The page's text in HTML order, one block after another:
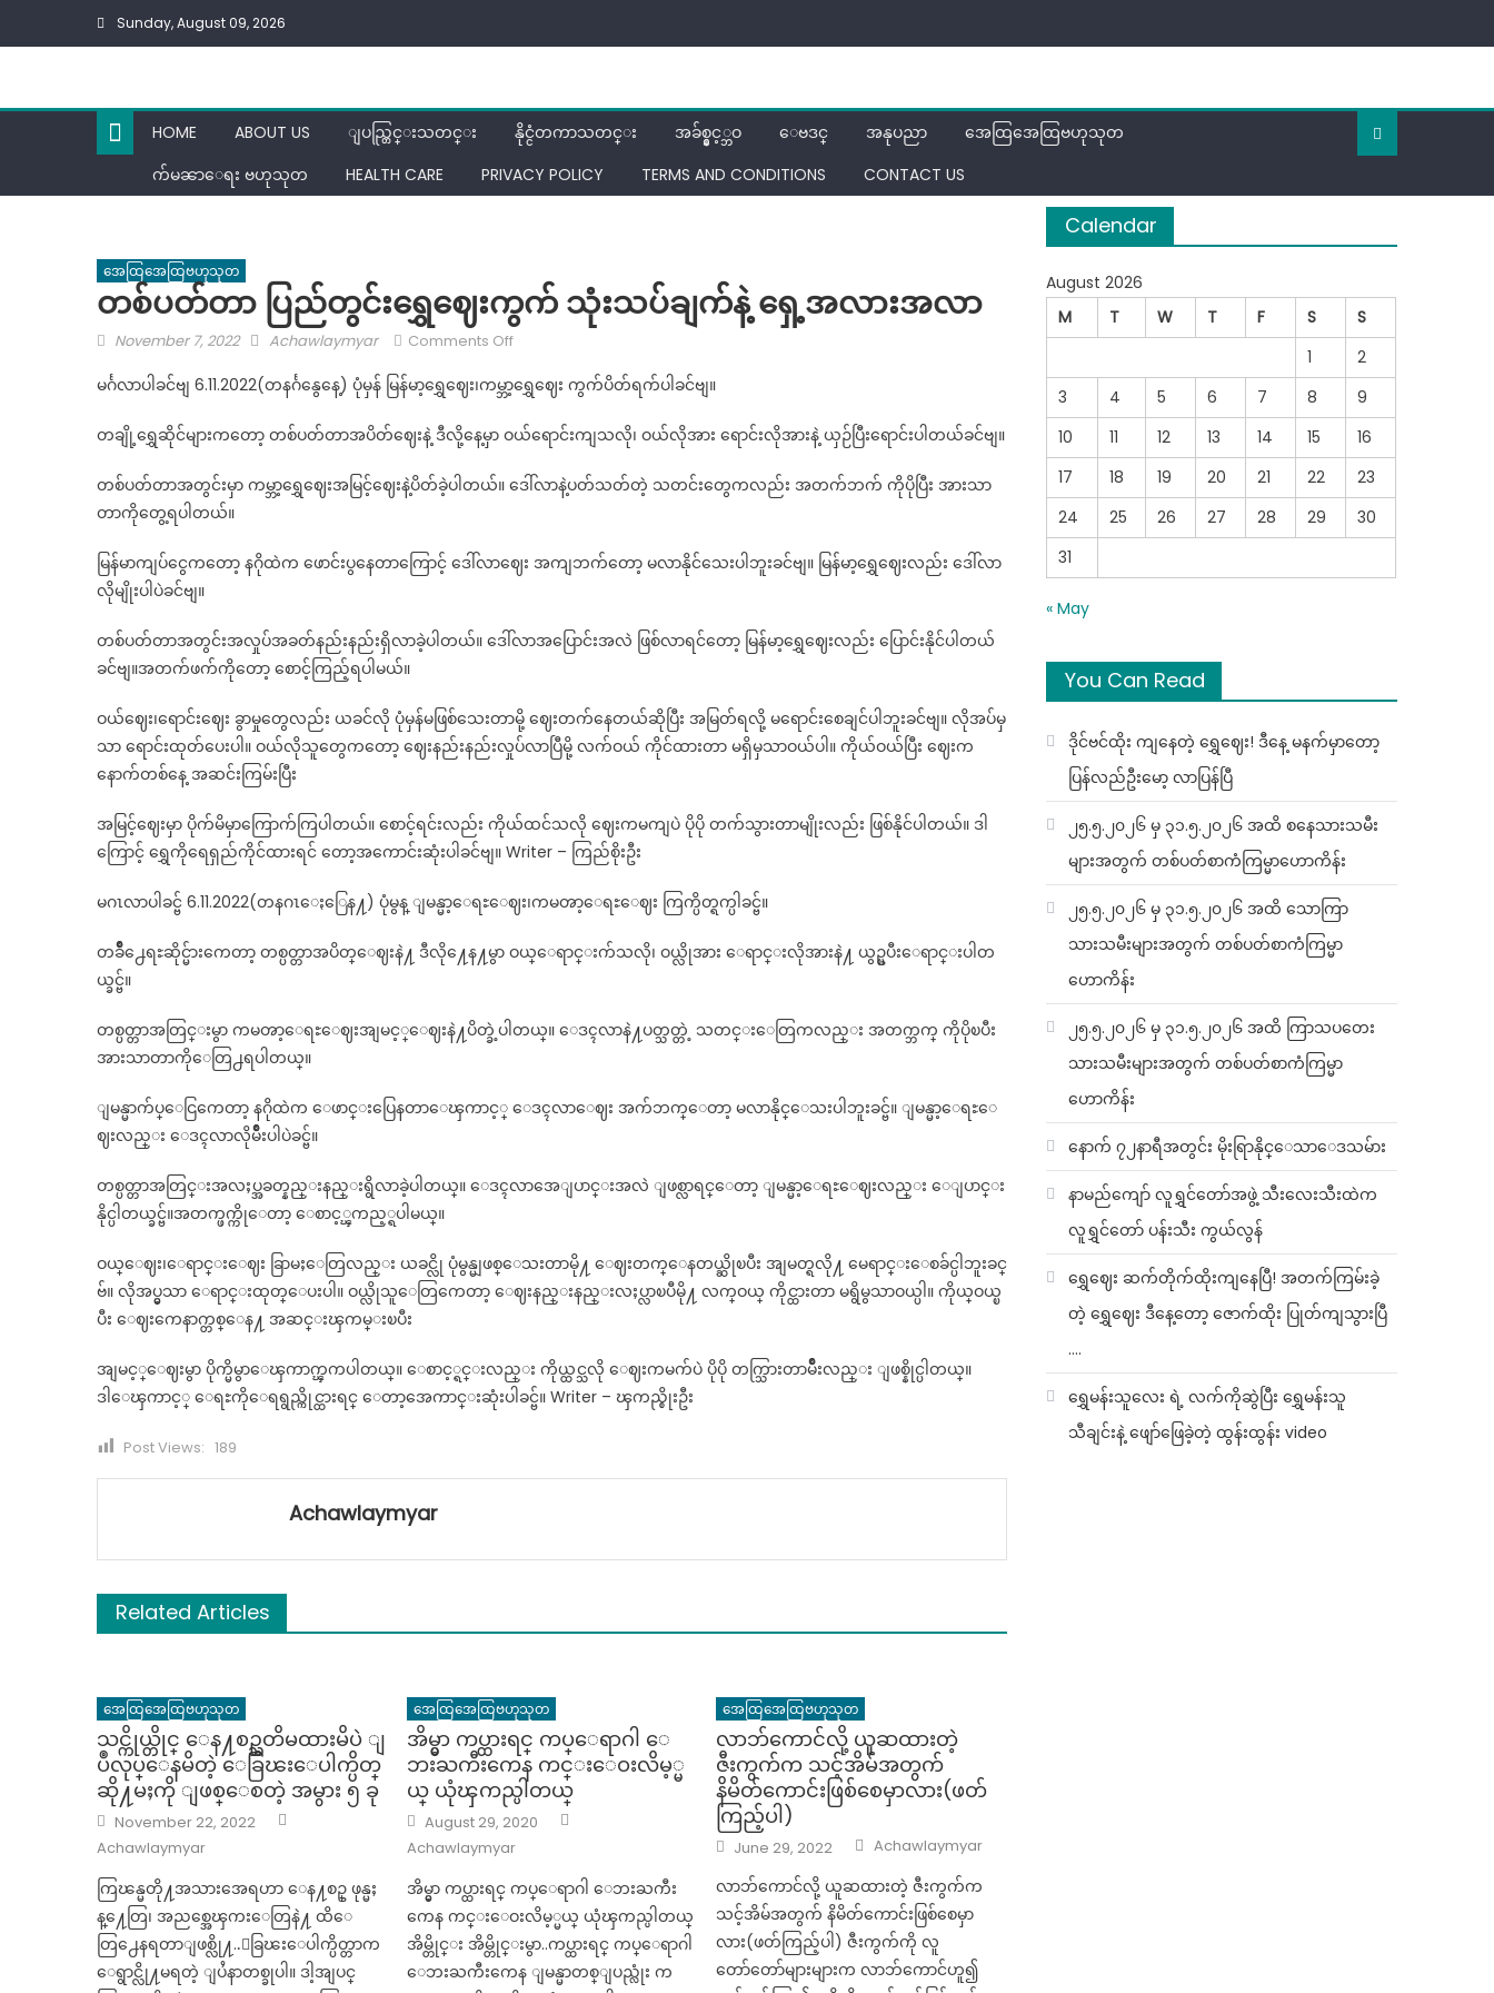
Sunday, August 09, 2026
HOME ABOUT US ျပည္တြင္းသတင္း နိုင္ငံတကာသတင္း အခ်စ္နွင့္ဘဝ ေဗဒင္ အနုပညာ
အေထြအေထြဗဟုသုတ
က်မၼာေရး ဗဟုသုတ
HEALTH CARE PRIVACY POLICY TERMS AND CONDITIONS CONTACT US
အေထြအေထြဗဟုသုတ
တစ်ပတ်တာ ပြည်တွင်းရွှေဈေးကွက် သုံးသပ်ချက်နဲ့ ရှေ့အလားအလာ
Posted
November 7, 2022 Author
Achawlaymyar Comments Offon
ပတ်
ပြည်တွင်း
ဈေးကွက်
နဲ့
မင်္ဂလာပါခင်ဗျ 6.11.2022(တနင်္ဂနွေနေ့) ပုံမှန် မြန်မာ့ရွှေဈေး၊ကမ္ဘာ့ရွှေဈေး ကွက်ပိတ်ရက်ပါခင်ဗျ။
တချို့ရွှေဆိုင်များကတော့ တစ်ပတ်တာအပိတ်ဈေးနဲ့ ဒီလို့နေ့မှာ ဝယ်ရောင်းကျသလို၊ ဝယ်လိုအား ရောင်းလိုအားနဲ့ ယှဉ်ပြီးရောင်းပါတယ်ခင်ဗျ။
တစ်ပတ်တာအတွင်းမှာ ကမ္ဘာ့ရွှေဈေးအမြင့်ဈေးနဲ့ပိတ်ခဲ့ပါတယ်။ ဒေါ်လာနဲ့ပတ်သတ်တဲ့ သတင်းတွေကလည်း အတက်ဘက် ကိုပိုပြီး အားသာ
တာကိုတွေ့ရပါတယ်။
မြန်မာကျပ်ငွေကတော့ နဂိုထဲက ဖောင်းပွနေတာကြောင့် ဒေါ်လာဈေး အကျဘက်တော့ မလာနိုင်သေးပါဘူးခင်ဗျ။ မြန်မာ့ရွှေဈေးလည်း ဒေါ်လာ
လိုမျိုးပါပဲခင်ဗျ။
တစ်ပတ်တာအတွင်းအလှုပ်အခတ်နည်းနည်းရှိလာခဲ့ပါတယ်။ ဒေါ်လာအပြောင်းအလဲ ဖြစ်လာရင်တော့ မြန်မာ့ရွှေဈေးလည်း ပြောင်းနိုင်ပါတယ်
ခင်ဗျ။အတက်ဖက်ကိုတော့ စောင့်ကြည့်ရပါမယ်။
ဝယ်ဈေး၊ရောင်းဈေး ခွာမှုတွေလည်း ယခင်လို ပုံမှန်မဖြစ်သေးတာမို့ ဈေးတက်နေတယ်ဆိုပြီး အမြတ်ရလို့ မရောင်းစေချင်ပါဘူးခင်ဗျ။ လိုအပ်မှ
သာ ရောင်းထုတ်ပေးပါ။ ဝယ်လိုသူတွေကတော့ ဈေးနည်းနည်းလှုပ်လာပြီမို့ လက်ဝယ် ကိုင်ထားတာ မရှိမှသာဝယ်ပါ။ ကိုယ်ဝယ်ပြီး ဈေးက
နောက်တစ်နေ့ အဆင်းကြမ်းပြီး
အမြင့်ဈေးမှာ ပိုက်မိမှာကြောက်ကြပါတယ်။ စောင့်ရင်းလည်း ကိုယ်ထင်သလို ဈေးကမကျပဲ ပိုပို တက်သွားတာမျိုးလည်း ဖြစ်နိုင်ပါတယ်။ ဒါ
ကြောင့် ရွှေကိုရေရှည်ကိုင်ထားရင် တော့အကောင်းဆုံးပါခင်ဗျ။ Writer – ကြည်စိုးဦး
မဂၤလာပါခင္ဗ် 6.11.2022(တနဂၤေႏြေန႔) ပုံမွန္ ျမန္မာ့ေရႊေဈး၊ကမၻာ့ေရႊေဈး ကြက္ပိတ္ရက္ပါခင္ဗ်။
တခ်ိဳ႕ေရႊဆိုင္မ်ားကေတာ့ တစ္ပတ္တာအပိတ္ေဈးနဲ႔ ဒီလို႔ေန႔မွာ ဝယ္ေရာင္းက်သလို၊ ဝယ္လိုအား ေရာင္းလိုအားနဲ႔ ယွဥ္ၿပီးေရာင္းပါတ
ယ္ခင္ဗ်။
တစ္ပတ္တာအတြင္းမွာ ကမၻာ့ေရႊေဈးအျမင့္ေဈးနဲ႔ပိတ္ခဲ့ပါတယ္။ ေဒၚလာနဲ႔ပတ္သတ္တဲ့ သတင္းေတြကလည္း အတက္ဘက္ ကိုပိုၿပီး
အားသာတာကိုေတြ႕ရပါတယ္။
ျမန္မာက်ပ္ေငြကေတာ့ နဂိုထဲက ေဖာင္းပြေနတာေၾကာင့္ ေဒၚလာေဈး အက်ဘက္ေတာ့ မလာနိုင္ေသးပါဘူးခင္ဗ်။ ျမန္မာ့ေရႊေ
ဈးလည္း ေဒၚလာလိုမ်ိဳးပါပဲခင္ဗ်။
တစ္ပတ္တာအတြင္းအလႈပ္အခတ္နည္းနည္းရွိလာခဲ့ပါတယ္။ ေဒၚလာအေျပာင္းအလဲ ျဖစ္လာရင္ေတာ့ ျမန္မာ့ေရႊေဈးလည္း ေျပာင္း
နိုင္ပါတယ္ခင္ဗ်။အတက္ဖက္ကိုေတာ့ ေစာင့္ၾကည့္ရပါမယ္။
ဝယ္ေဈး၊ေရာင္းေဈး ခြာမႈေတြလည္း ယခင္လို ပုံမွန္မျဖစ္ေသးတာမို႔ ေဈးတက္ေနတယ္ဆိုၿပီး အျမတ္ရလို႔ မေရာင္းေစခ်င္ပါဘူးခင္
ဗ်။ လိုအပ္မွသာ ေရာင္းထုတ္ေပးပါ။ ဝယ္လိုသူေတြကေတာ့ ေဈးနည္းနည္းလႈပ္လာၿပီမို႔ လက္ဝယ္ ကိုင္ထားတာ မရွိမွသာဝယ္ပါ။ ကိုယ္ဝယ္ၿ
ပီး ေဈးကေနာက္တစ္ေန႔ အဆင္းၾကမ္းၿပီး
အျမင့္ေဈးမွာ ပိုက္မိမွာေၾကာက္ၾကပါတယ္။ ေစာင့္ရင္းလည္း ကိုယ္ထင္သလို ေဈးကမက်ပဲ ပိုပို တက္သြားတာမ်ိဳးလည္း ျဖစ္နိုင္ပါတယ္။
ဒါေၾကာင့္ ေရႊကိုေရရွည္ကိုင္ထားရင္ ေတာ့အေကာင္းဆုံးပါခင္ဗ်။ Writer – ၾကည္စိုးဦး
Post Views: 189
Achawlaymyar
Related Articles
အေထြအေထြဗဟုသုတ
သင္ကိုယ္တိုင္ ေန႔စဥ္သတိမထားမိပဲ ျ
ပဳလုပ္ေနမိတဲ့ ေခြၽးေပါက္ပိတ္
ဆို႔မႈကို ျဖစ္ေစတဲ့ အမွား ၅ ခု
Posted
on
November 22, 2022
Achawlaymyar
ကြၽန္မတို႔အသားအေရဟာ ေန႔စဥ္ ဖုန္မႈ
န္႔ေတြ၊ အညစ္အေၾကးေတြနဲ႔ ထိေ
တြ႕ေနရတာျဖစ္လို႔..ေခြၽးေပါက္ပိတ္တာက
ေရွာင္လို႔မရတဲ့ ျပႆနာတစ္ခုပါ။ ဒါ့အျပင္
အေထြအေထြဗဟုသုတ
အိမ္မွာ ကပ္ထားရင္ ကပ္ေရာဂါ ေ
ဘးႀကီးကေန ကင္းေဝးလိမ့္မ
ယ္ ယုံၾကည္ပါတယ္
Posted
on
August 29, 2020
Achawlaymyar
အိမ္မွာ ကပ္ထားရင္ ကပ္ေရာဂါ ေဘးႀကီး
ကေန ကင္းေဝးလိမ့္မယ္ ယုံၾကည္ပါတယ္
အိမ္တိုင္း အိမ္တိုင္းမွာ..ကပ္ထားရင္ ကပ္ေရာဂါ
ေဘးႀကီးကေန ျမန္မာတစ္ျပည္လုံး က
အေထြအေထြဗဟုသုတ
လာဘ်ကောင်လို့ ယူဆထားတဲ့
ဇီးကွက်က သင့်အိမ်အတွက်
နိမိတ်ကောင်းဖြစ်စေမှာလား(ဖတ်
ကြည့်ပါ)
Posted
on
June 29, 2022 Author
Achawlaymyar
လာဘ်ကောင်လို့ ယူဆထားတဲ့ ဇီးကွက်က
သင့်အိမ်အတွက် နိမိတ်ကောင်းဖြစ်စေမှာ
လား(ဖတ်ကြည့်ပါ) ဇီးကွက်ကို လူ
တော်တော်များများက လာဘ်ကောင်ဟူ၍
Calendar
August 2026
M
T W T F S
S
1
2
3
4 5 6 7 8
9
10
11 12 13 14 15
16
17
18 19 20 21 22
23
24
25 26 27 28 29
30
31
« May
You Can Read
ဒိုင်ဗင်ထိုး ကျနေတဲ့ ရွှေဈေး! ဒီနေ့ မနက်မှာတော့
ပြန်လည်ဦးမော့ လာပြန်ပြီ
၂၅.၅.၂၀၂၆ မှ ၃၁.၅.၂၀၂၆ အထိ စနေသားသမီး
များအတွက် တစ်ပတ်စာကံကြမ္မာဟောကိန်း
၂၅.၅.၂၀၂၆ မှ ၃၁.၅.၂၀၂၆ အထိ သောကြာ
သားသမီးများအတွက် တစ်ပတ်စာကံကြမ္မာ
ဟောကိန်း
၂၅.၅.၂၀၂၆ မှ ၃၁.၅.၂၀၂၆ အထိ ကြာသပတေး
သားသမီးများအတွက် တစ်ပတ်စာကံကြမ္မာ
ဟောကိန်း
နောက် ၇၂နာရီအတွင်း မိုးရြာနိုင္ေသာေဒသမ်ား
နာမည်ကျော် လူရွှင်တော်အဖွဲ့ သီးလေးသီးထဲက
လူရွှင်တော် ပန်းသီး ကွယ်လွန်
ရွှေဈေး ဆက်တိုက်ထိုးကျနေပြီ! အတက်ကြမ်းခဲ့
တဲ့ ရွှေဈေး ဒီနေ့တော့ ဇောက်ထိုး ပြုတ်ကျသွားပြီ
….
ရွှေမန်းသူလေး ရဲ့ လက်ကိုဆွဲပြီး ရွှေမန်းသူ
သီချင်းနဲ့ ဖျော်ဖြေခဲ့တဲ့ ထွန်းထွန်း video